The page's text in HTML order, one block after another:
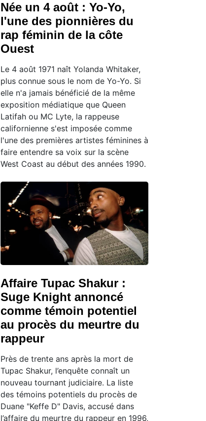
Née un 4 août : Yo-Yo,
l'une des pionnières du
rap féminin de la côte
Ouest
Le 4 août 1971 naît Yolanda Whitaker,
plus connue sous le nom de Yo-Yo. Si
elle n'a jamais bénéficié de la même
exposition médiatique que Queen
Latifah ou MC Lyte, la rappeuse
californienne s'est imposée comme
l'une des premières artistes féminines à
faire entendre sa voix sur la scène
West Coast au début des années 1990.
Affaire Tupac Shakur :
Suge Knight annoncé
comme témoin potentiel
au procès du meurtre du
rappeur
Près de trente ans après la mort de
Tupac Shakur, l’enquête connaît un
nouveau tournant judiciaire. La liste
des témoins potentiels du procès de
Duane "Keffe D" Davis, accusé dans
l’affaire du meurtre du rappeur en 1996,